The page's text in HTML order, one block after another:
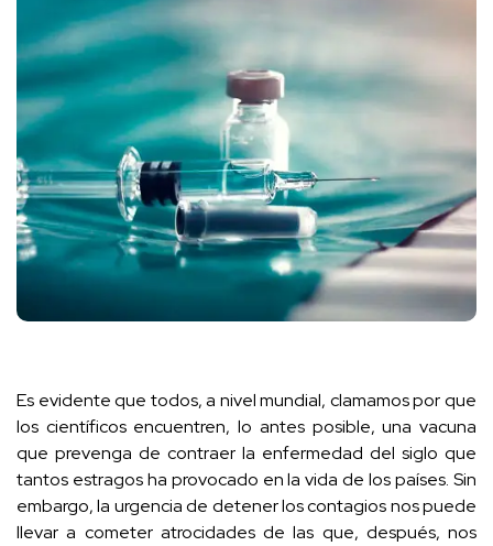
Es evidente que todos, a nivel mundial, clamamos por que
los científicos encuentren, lo antes posible, una vacuna
que prevenga de contraer la enfermedad del siglo que
tantos estragos ha provocado en la vida de los países. Sin
embargo, la urgencia de detener los contagios nos puede
llevar a cometer atrocidades de las que, después, nos